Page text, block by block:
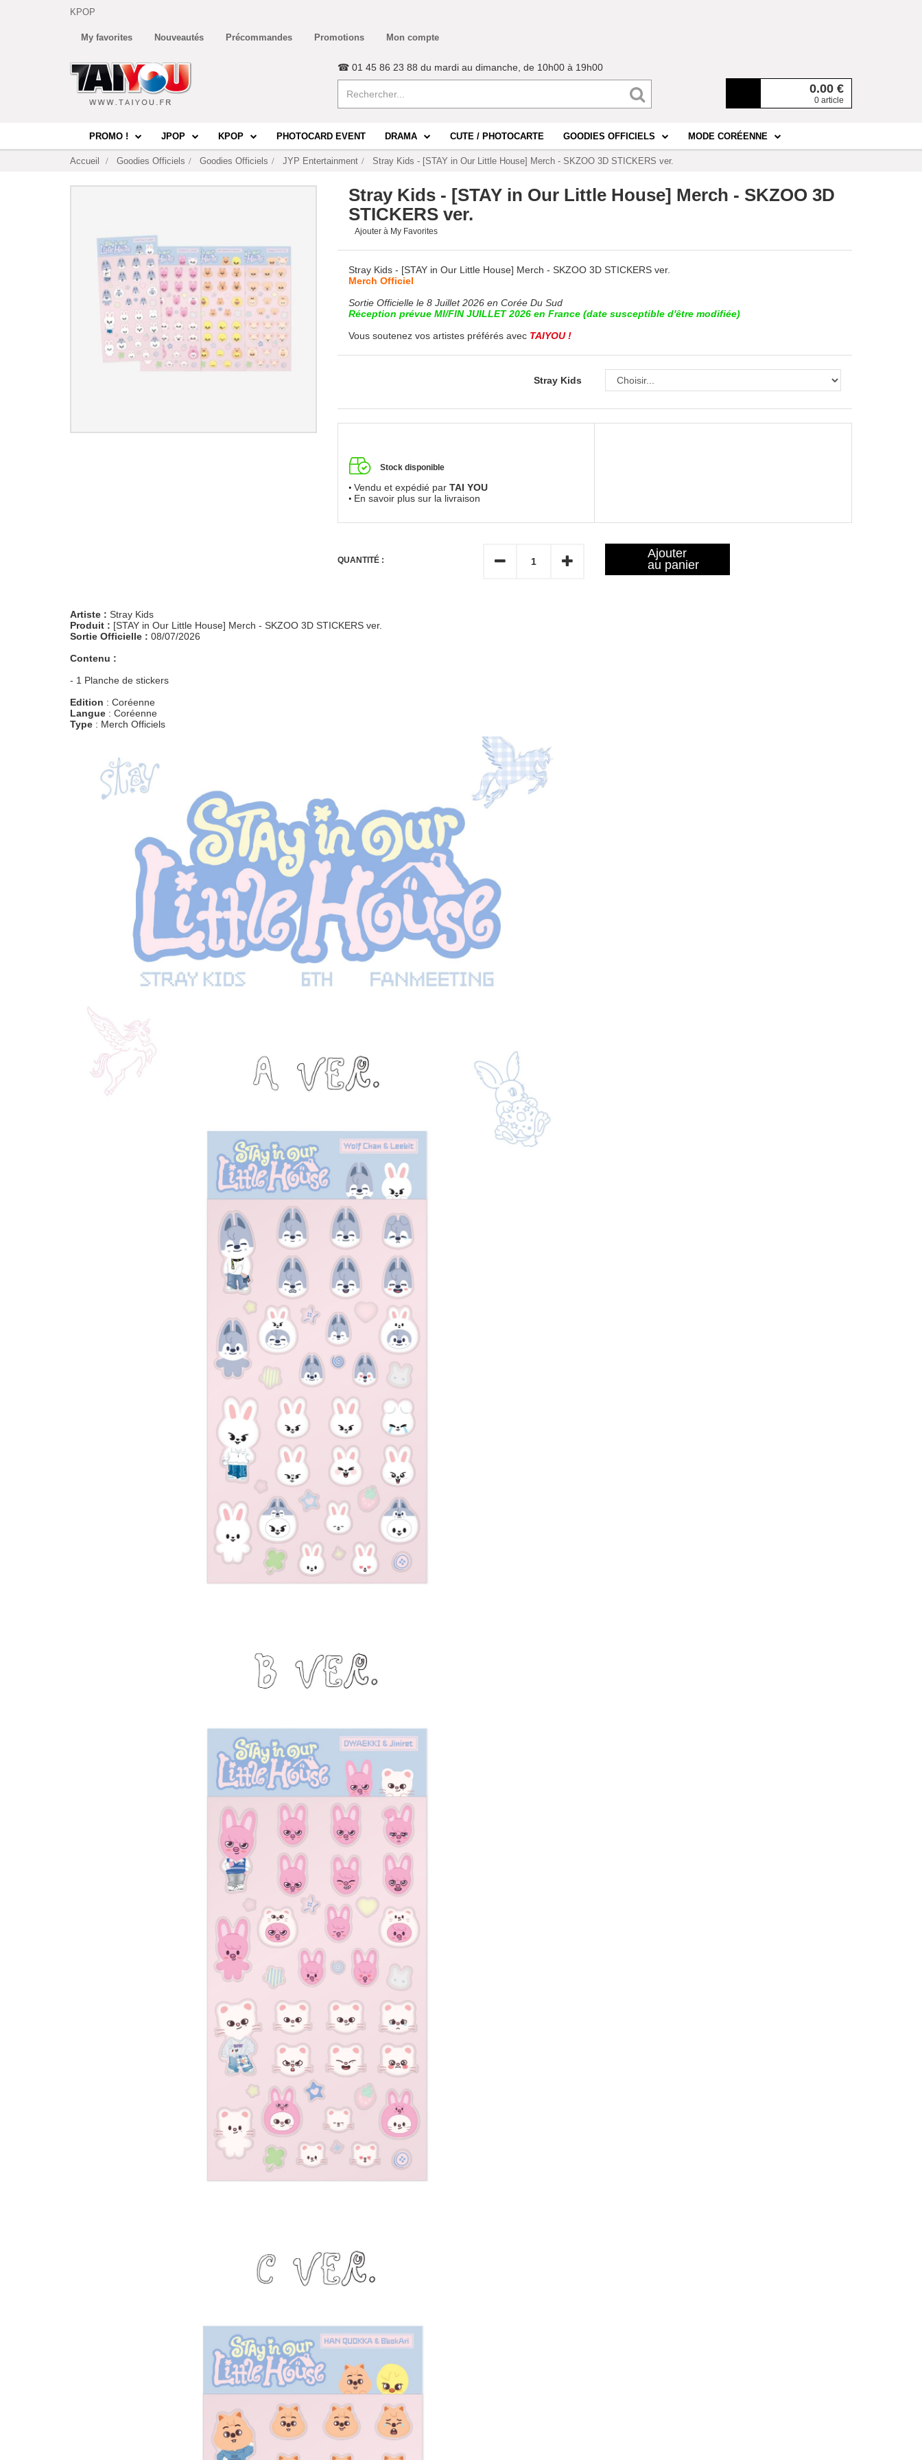
KPOP
My favorites Nouveautés Précommandes Promotions Mon compte
0.00 €
0 article
☎ 01 45 86 23 88 du mardi au dimanche, de 10h00 à 19h00
PROMO ! JPOP KPOP PHOTOCARD EVENT DRAMA CUTE / PHOTOCARTE GOODIES OFFICIELS MODE CORÉENNE
Accueil Goodies Officiels Goodies Officiels JYP Entertainment Stray Kids - [STAY in Our Little House] Merch - SKZOO 3D STICKERS ver.
Stray Kids - [STAY in Our Little House] Merch - SKZOO 3D
STICKERS ver.
Ajouter à My Favorites
Stray Kids - [STAY in Our Little House] Merch - SKZOO 3D STICKERS ver.
Merch Officiel
Sortie Officielle le 8 Juillet 2026 en Corée Du Sud
Réception prévue MI/FIN JUILLET 2026 en France (date susceptible d'être modifiée)
Vous soutenez vos artistes préférés avec TAIYOU !
Stray Kids
Stock disponible
Vendu et expédié par TAI YOU
En savoir plus sur la livraison
QUANTITÉ :
Ajouter
au panier
Artiste : Stray Kids
Produit : [STAY in Our Little House] Merch - SKZOO 3D STICKERS ver.
Sortie Officielle : 08/07/2026
Contenu :
- 1 Planche de stickers
Edition : Coréenne
Langue : Coréenne
Type : Merch Officiels